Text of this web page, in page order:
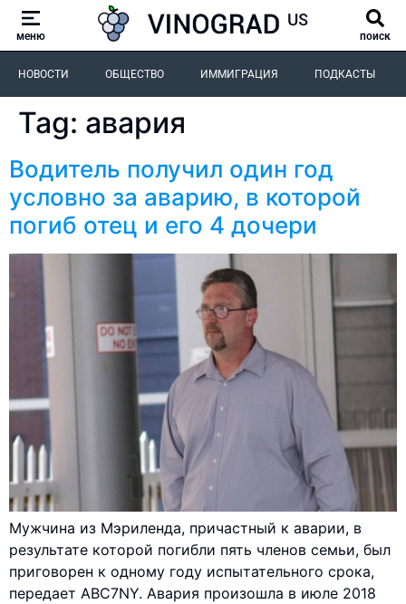
меню поиск
НОВОСТИ ОБЩЕСТВО ИММИГРАЦИЯ ПОДКАСТЫ
Tag: авария
Водитель получил один год
условно за аварию, в которой
погиб отец и его 4 дочери
Мужчина из Мэриленда, причастный к аварии, в
результате которой погибли пять членов семьи, был
приговорен к одному году испытательного срока,
передает ABC7NY. Авария произошла в июле 2018